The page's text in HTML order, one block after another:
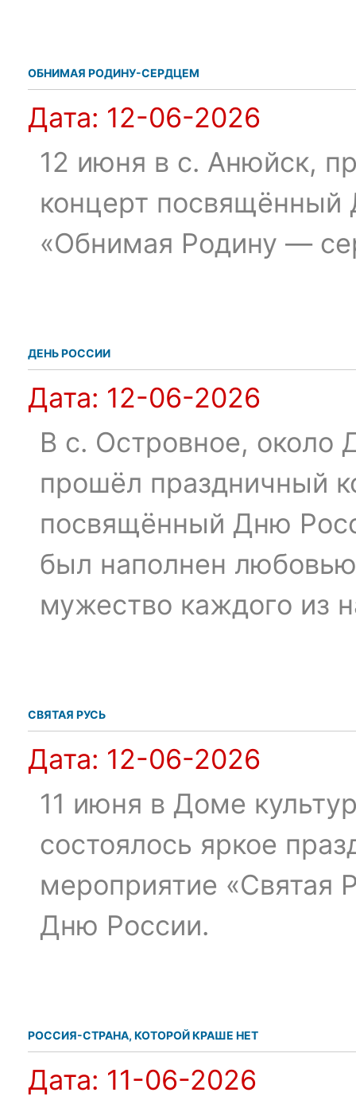
ОБНИМАЯ РОДИНУ-СЕРДЦЕМ
Дата: 12-06-2026
12 июня в с. Анюйск,
концерт
«Обнимая Родину —
ДЕНЬ РОССИИ
Дата: 12-06-2026
В с. Островное, около
прошёл праздничный
посвящённый Дню
был наполнен
мужество каждого из
СВЯТАЯ РУСЬ
Дата: 12-06-2026
11 июня в Доме
состоялось яркое
мероприятие «Святая
Дню России.
РОССИЯ-СТРАНА, КОТОРОЙ КРАШЕ НЕТ
Дата: 11-06-2026